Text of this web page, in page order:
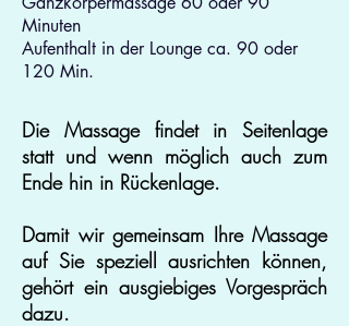
Minuten
Aufenthalt in der Lounge ca. 90 oder
120 Min.
Die Massage findet in Seitenlage
statt und wenn möglich auch zum
Ende hin in Rückenlage.
Damit wir gemeinsam Ihre Massage
auf Sie speziell ausrichten können,
gehört ein ausgiebiges Vorgespräch
dazu.